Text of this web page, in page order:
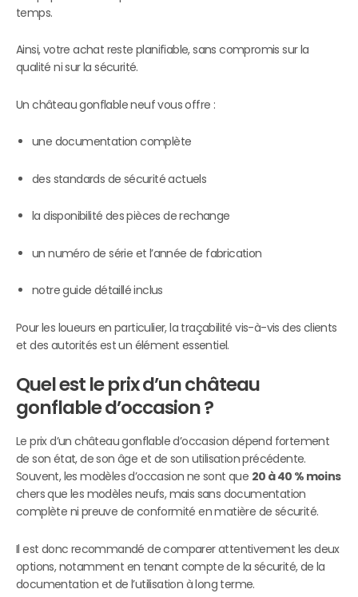
temps.
Ainsi, votre achat reste planifiable, sans compromis sur la
qualité ni sur la sécurité.
Un château gonflable neuf vous offre :
une documentation complète
des standards de sécurité actuels
la disponibilité des pièces de rechange
un numéro de série et l’année de fabrication
notre guide détaillé inclus
Pour les loueurs en particulier, la traçabilité vis-à-vis des clients
et des autorités est un élément essentiel.
Quel est le prix d’un château
gonflable d’occasion ?
Le prix d’un château gonflable d’occasion dépend fortement
de son état, de son âge et de son utilisation précédente.
Souvent, les modèles d’occasion ne sont que 20 à 40 % moins
chers que les modèles neufs, mais sans documentation
complète ni preuve de conformité en matière de sécurité.
Il est donc recommandé de comparer attentivement les deux
options, notamment en tenant compte de la sécurité, de la
documentation et de l’utilisation à long terme.